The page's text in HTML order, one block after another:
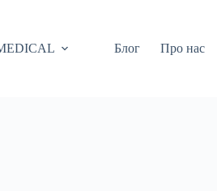
Блог Про нас